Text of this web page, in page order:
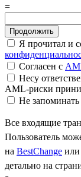
=
Я прочитал и
Согласен с
Несу
AML-риски
Не
Все входящие
Пользователь
на BestChange или
детально на